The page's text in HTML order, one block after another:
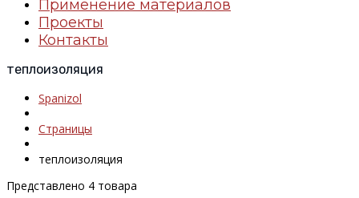
Применение материалов
Проекты
Контакты
теплоизоляция
Spanizol
Страницы
теплоизоляция
Представлено 4 товара